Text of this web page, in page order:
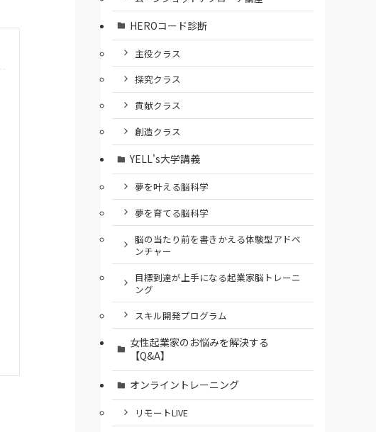
HEROコード診断
主役クラス
探究クラス
貢献クラス
創造クラス
YELL's大学講義
夢を叶える脳科学
夢を育てる脳科学
脳の当たり前を書きかえる体験型アドベ
ンチャー
⽬標到達が上⼿になる起業家脳トレーニ
ング
スキル開発プログラム
女性起業家のお悩みを解決する
【Q&A】
オンライントレーニング
リモートLIVE